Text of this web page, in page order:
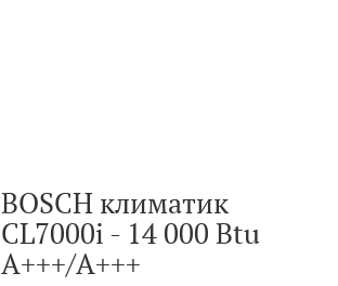
BOSCH климатик
CL7000i - 14 000 Btu
А+++/А+++